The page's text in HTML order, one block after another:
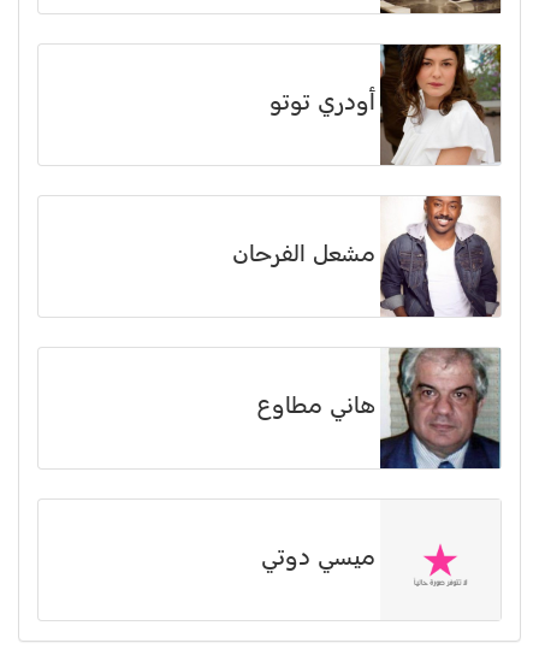
أودري توتو
مشعل الفرحان
هاني مطاوع
ميسي دوتي